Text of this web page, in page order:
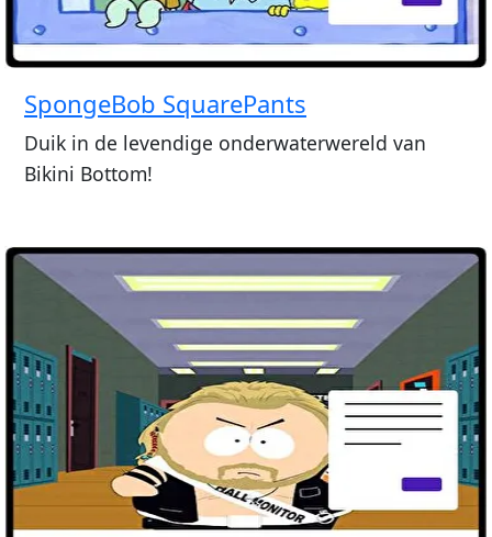
SpongeBob SquarePants
Duik in de levendige onderwaterwereld van
Bikini Bottom!